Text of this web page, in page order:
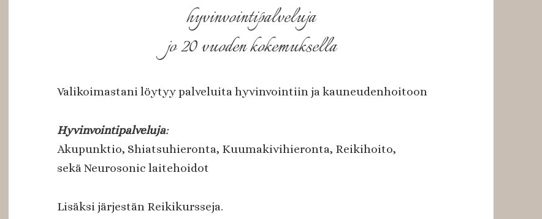
hyvinvointipalveluja
jo 20 vuoden kokemuksella
Valikoimastani löytyy palveluita hyvinvointiin ja kauneudenhoitoon
Hyvinvointipalveluja:
Akupunktio, Shiatsuhieronta, Kuumakivihieronta, Reikihoito,
sekä Neurosonic laitehoidot
Lisäksi järjestän Reikikursseja.